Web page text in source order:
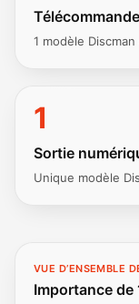
Télécommande
1 modèle
1
Sortie
Unique modèle
VUE D’ENSEMBLE
Importance de